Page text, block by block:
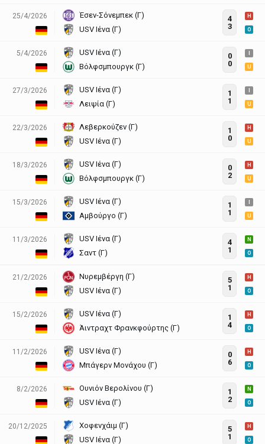
25/4/2026
Έσεν-Σόνεμπεκ (Γ)
USV Ιένα (Γ)
4
3
H
O
5/4/2026
USV Ιένα (Γ)
Βόλφσμπουργκ (Γ)
0
0
U
27/3/2026
USV Ιένα (Γ)
Λειψία (Γ)
1
1
U
22/3/2026
Λεβερκούζεν (Γ)
USV Ιένα (Γ)
1
0
H
U
18/3/2026
USV Ιένα (Γ)
Βόλφσμπουργκ (Γ)
0
2
H
U
15/3/2026
USV Ιένα (Γ)
Αμβούργο (Γ)
1
1
U
11/3/2026
USV Ιένα (Γ)
Σαντ (Γ)
4
1
N
O
21/2/2026
Νυρεμβέργη (Γ)
USV Ιένα (Γ)
5
1
H
O
15/2/2026
USV Ιένα (Γ)
Άιντραχτ Φρανκφούρτης (Γ)
1
4
H
O
11/2/2026
USV Ιένα (Γ)
Μπάγερν Μονάχου (Γ)
0
6
H
O
8/2/2026
Ουνιόν Βερολίνου (Γ)
USV Ιένα (Γ)
1
2
N
O
20/12/2025
Χοφενχάιμ (Γ)
USV Ιένα (Γ)
5
1
H
O